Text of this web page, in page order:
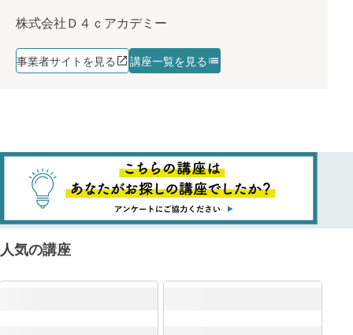
株式会社Ｄ４ｃアカデミー
事業者サイトを見る 講座一覧を見る
人気の講座